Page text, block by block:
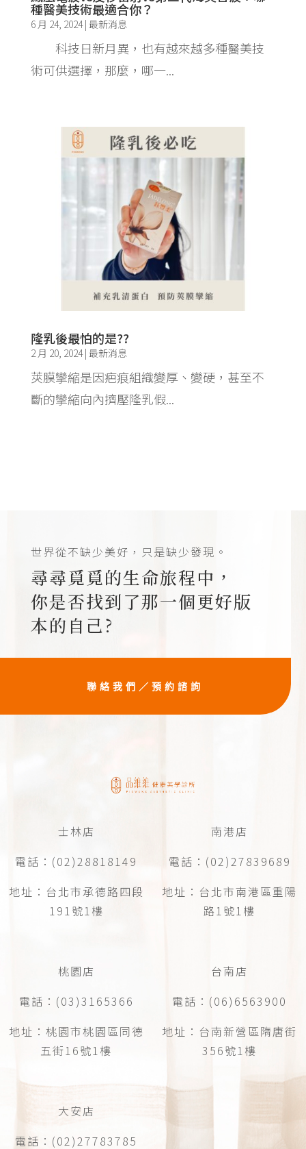
種醫美技術最適合你？
6 月 24, 2024| 最新消息
科技日新月異，也有越來越多種醫美技
術可供選擇，那麼，哪一...
隆乳後最怕的是??
2 月 20, 2024| 最新消息
莢膜攣縮是因疤痕組織變厚、變硬，甚至不
斷的攣縮向內擠壓隆乳假...
世界從不缺少美好，只是缺少發現。
尋尋覓覓的生命旅程中，
你是否找到了那一個更好版
本的自己?
聯絡我們／預約諮詢
士林店
電話：(02)28818149
地址：台北市承德路四段
191號1樓
南港店
電話：(02)27839689
地址：台北市南港區重陽
路1號1樓
桃園店
電話：(03)3165366
地址：桃園市桃園區同德
五街16號1樓
台南店
電話：(06)6563900
地址：台南新營區隋唐街
356號1樓
大安店
電話：(02)27783785